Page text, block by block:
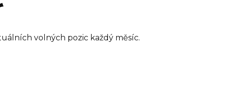
volných pozic každý měsíc.